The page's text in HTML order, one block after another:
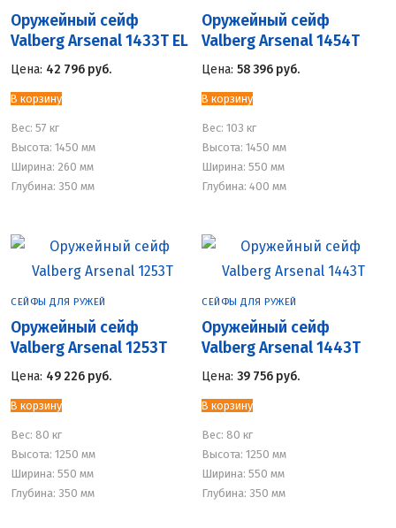
Оружейный сейф
Valberg Arsenal 1433Т EL
Цена: 42 796 руб.
В корзину
Вес: 57 кг
Высота: 1450 мм
Ширина: 260 мм
Глубина: 350 мм
Оружейный сейф
Valberg Arsenal 1454Т
Цена: 58 396 руб.
В корзину
Вес: 103 кг
Высота: 1450 мм
Ширина: 550 мм
Глубина: 400 мм
СЕЙФЫ ДЛЯ РУЖЕЙ
Оружейный сейф
Valberg Arsenal 1253Т
Цена: 49 226 руб.
В корзину
Вес: 80 кг
Высота: 1250 мм
Ширина: 550 мм
Глубина: 350 мм
СЕЙФЫ ДЛЯ РУЖЕЙ
Оружейный сейф
Valberg Arsenal 1443Т
Цена: 39 756 руб.
В корзину
Вес: 80 кг
Высота: 1250 мм
Ширина: 550 мм
Глубина: 350 мм